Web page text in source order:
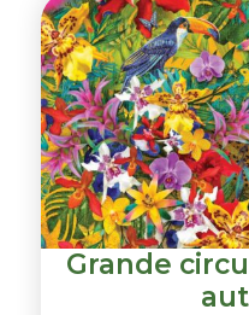
Grande